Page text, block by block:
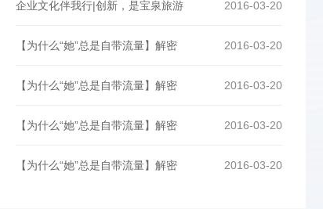
2016-03-20
企业文化伴我行|创新，是宝泉旅游
2016-03-20
【为什么“她”总是自带流量】解密
2016-03-20
【为什么“她”总是自带流量】解密
2016-03-20
【为什么“她”总是自带流量】解密
2016-03-20
【为什么“她”总是自带流量】解密